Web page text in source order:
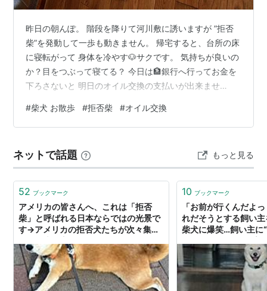
昨日の朝んぽ。 階段を降りて河川敷に誘いますが ”拒否
柴”を発動して一歩も動きません。 帰宅すると、台所の床
に寝転がって 身体を冷やす🐶サクです。 気持ちが良いの
か？目をつぶって寝てる？ 今日は🏦銀行へ行ってお金を
下ろさないと 明日のオイル交換の支払いが出来ませ
#柴犬 お散歩 #拒否柴 #オイル交換
ネットで話題 もっと見る
52 ブックマーク
アメリカの皆さんへ、これは「拒否
柴」と呼ばれる日本ならではの光景で
す→アメリカの拒否犬たちが次々集ま
ルデンレトリバー』です」
10 ブックマーク
「お前が行くんだよ
れだそうとする飼い
柴犬に爆笑…飼い主に